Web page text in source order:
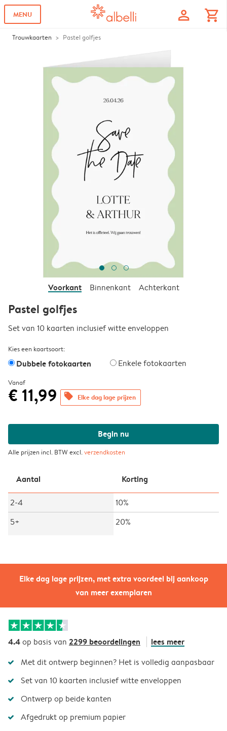
MENU profile shopping_cart
Trouwkaarten Pastel golfjes
Elke dag lage prijzen, met extra voordeel bij aankoop
van meer exemplaren
Voorkant Binnenkant Achterkant
Pastel golfjes
Set van 10 kaarten inclusief witte enveloppen
Kies een kaartsoort:
Dubbele fotokaarten Enkele fotokaarten
Vanaf
€ 11,99 offers Elke dag lage prijzen
Begin nu
Alle prijzen incl. BTW excl.verzendkosten
Aantal Korting
2-4
10%
5+
20%
4.4op basis van 2299 beoordelingen lees meer
Met dit ontwerp beginnen? Het is volledig aanpasbaar
Set van 10 kaarten inclusief witte enveloppen
Ontwerp op beide kanten
Afgedrukt op premium papier